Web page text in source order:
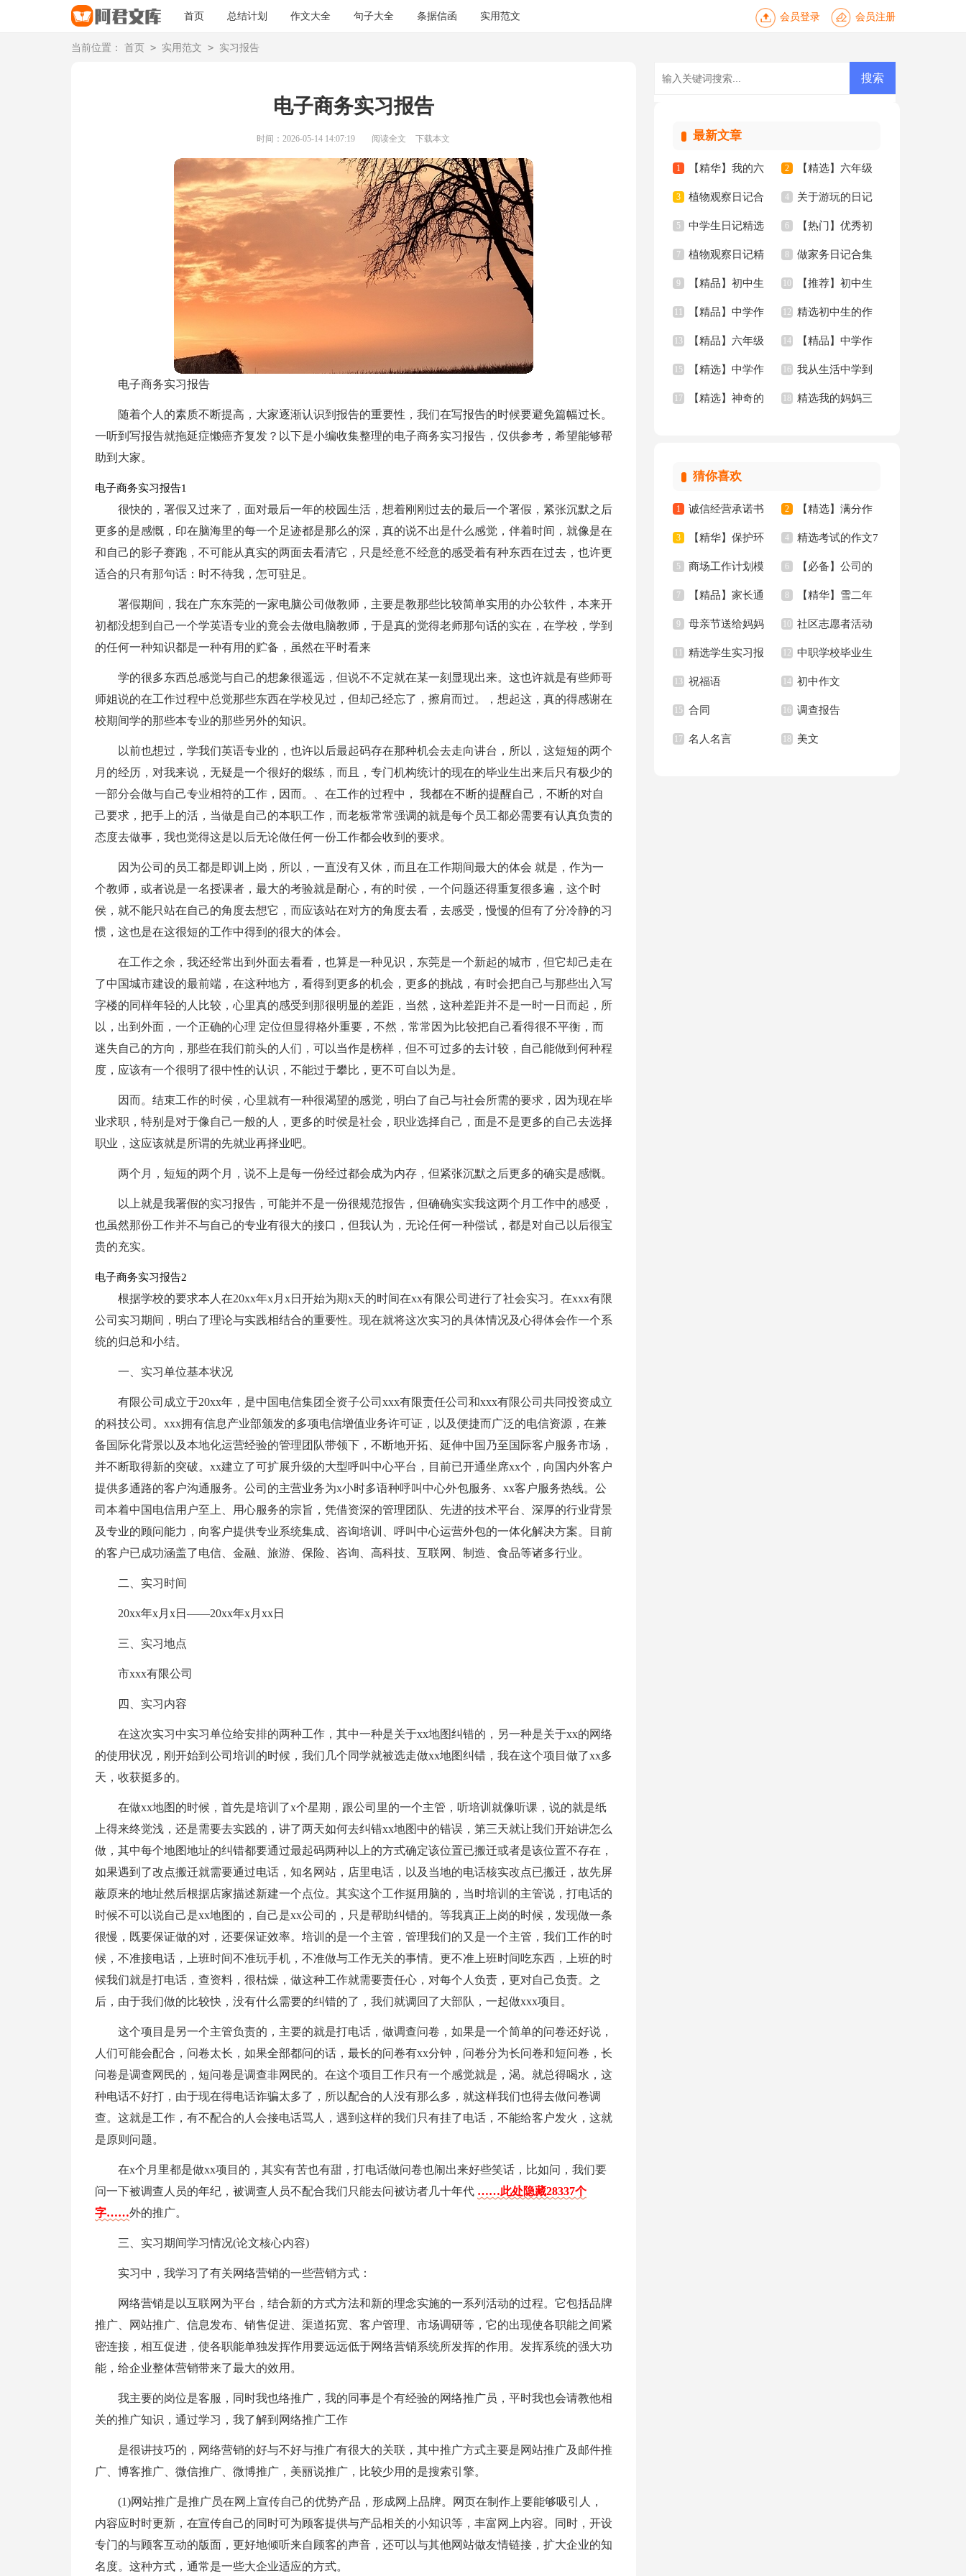
首页 总结计划 作文大全 句子大全 条据信函 实用范文 会员登录 会员注册
当前位置： 首页 > 实用范文 > 实习报告
电子商务实习报告
时间：2026-05-14 14:07:19 阅读全文 下载本文
电子商务实习报告
随着个人的素质不断提高，大家逐渐认识到报告的重要性，我们在写报告的时候要避免篇幅过长。
一听到写报告就拖延症懒癌齐复发？以下是小编收集整理的电子商务实习报告，仅供参考，希望能够帮
助到大家。
电子商务实习报告1
很快的，署假又过来了，面对最后一年的校园生活，想着刚刚过去的最后一个署假，紧张沉默之后
更多的是感慨，印在脑海里的每一个足迹都是那么的深，真的说不出是什么感觉，伴着时间，就像是在
和自己的影子赛跑，不可能从真实的两面去看清它，只是经意不经意的感受着有种东西在过去，也许更
适合的只有那句话：时不待我，怎可驻足。
署假期间，我在广东东莞的一家电脑公司做教师，主要是教那些比较简单实用的办公软件，本来开
初都没想到自己一个学英语专业的竟会去做电脑教师，于是真的觉得老师那句话的实在，在学校，学到
的任何一种知识都是一种有用的贮备，虽然在平时看来
学的很多东西总感觉与自己的想象很遥远，但说不不定就在某一刻显现出来。这也许就是有些师哥
师姐说的在工作过程中总觉那些东西在学校见过，但却己经忘了，擦肩而过。，想起这，真的得感谢在
校期间学的那些本专业的那些另外的知识。
以前也想过，学我们英语专业的，也许以后最起码存在那种机会去走向讲台，所以，这短短的两个
月的经历，对我来说，无疑是一个很好的煅练，而且，专门机构统计的现在的毕业生出来后只有极少的
一部分会做与自己专业相符的工作，因而。、在工作的过程中， 我都在不断的提醒自己，不断的对自
己要求，把手上的活，当做是自己的本职工作，而老板常常强调的就是每个员工都必需要有认真负责的
态度去做事，我也觉得这是以后无论做任何一份工作都会收到的要求。
因为公司的员工都是即训上岗，所以，一直没有又休，而且在工作期间最大的体会 就是，作为一
个教师，或者说是一名授课者，最大的考验就是耐心，有的时侯，一个问题还得重复很多遍，这个时
侯，就不能只站在自己的角度去想它，而应该站在对方的角度去看，去感受，慢慢的但有了分冷静的习
惯，这也是在这很短的工作中得到的很大的体会。
在工作之余，我还经常出到外面去看看，也算是一种见识，东莞是一个新起的城市，但它却己走在
了中国城市建设的最前端，在这种地方，看得到更多的机会，更多的挑战，有时会把自己与那些出入写
字楼的同样年轻的人比较，心里真的感受到那很明显的差距，当然，这种差距并不是一时一日而起，所
以，出到外面，一个正确的心理 定位但显得格外重要，不然，常常因为比较把自己看得很不平衡，而
迷失自己的方向，那些在我们前头的人们，可以当作是榜样，但不可过多的去计较，自己能做到何种程
度，应该有一个很明了很中性的认识，不能过于攀比，更不可自以为是。
因而。结束工作的时侯，心里就有一种很渴望的感觉，明白了自己与社会所需的要求，因为现在毕
业求职，特别是对于像自己一般的人，更多的时侯是社会，职业选择自己，面是不是更多的自己去选择
职业，这应该就是所谓的先就业再择业吧。
两个月，短短的两个月，说不上是每一份经过都会成为内存，但紧张沉默之后更多的确实是感慨。
以上就是我署假的实习报告，可能并不是一份很规范报告，但确确实实我这两个月工作中的感受，
也虽然那份工作并不与自己的专业有很大的接口，但我认为，无论任何一种偿试，都是对自己以后很宝
贵的充实。
电子商务实习报告2
根据学校的要求本人在20xx年x月x日开始为期x天的时间在xx有限公司进行了社会实习。在xxx有限
公司实习期间，明白了理论与实践相结合的重要性。现在就将这次实习的具体情况及心得体会作一个系
统的归总和小结。
一、实习单位基本状况
有限公司成立于20xx年，是中国电信集团全资子公司xxx有限责任公司和xxx有限公司共同投资成立
的科技公司。xxx拥有信息产业部颁发的多项电信增值业务许可证，以及便捷而广泛的电信资源，在兼
备国际化背景以及本地化运营经验的管理团队带领下，不断地开拓、延伸中国乃至国际客户服务市场，
并不断取得新的突破。xx建立了可扩展升级的大型呼叫中心平台，目前已开通坐席xx个，向国内外客户
提供多通路的客户沟通服务。公司的主营业务为x小时多语种呼叫中心外包服务、xx客户服务热线。公
司本着中国电信用户至上、用心服务的宗旨，凭借资深的管理团队、先进的技术平台、深厚的行业背景
及专业的顾问能力，向客户提供专业系统集成、咨询培训、呼叫中心运营外包的一体化解决方案。目前
的客户已成功涵盖了电信、金融、旅游、保险、咨询、高科技、互联网、制造、食品等诸多行业。
二、实习时间
20xx年x月x日——20xx年x月xx日
三、实习地点
市xxx有限公司
四、实习内容
在这次实习中实习单位给安排的两种工作，其中一种是关于xx地图纠错的，另一种是关于xx的网络
的使用状况，刚开始到公司培训的时候，我们几个同学就被选走做xx地图纠错，我在这个项目做了xx多
天，收获挺多的。
在做xx地图的时候，首先是培训了x个星期，跟公司里的一个主管，听培训就像听课，说的就是纸
上得来终觉浅，还是需要去实践的，讲了两天如何去纠错xx地图中的错误，第三天就让我们开始讲怎么
做，其中每个地图地址的纠错都要通过最起码两种以上的方式确定该位置已搬迁或者是该位置不存在，
如果遇到了改点搬迁就需要通过电话，知名网站，店里电话，以及当地的电话核实改点已搬迁，故先屏
蔽原来的地址然后根据店家描述新建一个点位。其实这个工作挺用脑的，当时培训的主管说，打电话的
时候不可以说自己是xx地图的，自己是xx公司的，只是帮助纠错的。等我真正上岗的时候，发现做一条
很慢，既要保证做的对，还要保证效率。培训的是一个主管，管理我们的又是一个主管，我们工作的时
候，不准接电话，上班时间不准玩手机，不准做与工作无关的事情。更不准上班时间吃东西，上班的时
候我们就是打电话，查资料，很枯燥，做这种工作就需要责任心，对每个人负责，更对自己负责。之
后，由于我们做的比较快，没有什么需要的纠错的了，我们就调回了大部队，一起做xxx项目。
这个项目是另一个主管负责的，主要的就是打电话，做调查问卷，如果是一个简单的问卷还好说，
人们可能会配合，问卷太长，如果全部都问的话，最长的问卷有xx分钟，问卷分为长问卷和短问卷，长
问卷是调查网民的，短问卷是调查非网民的。在这个项目工作只有一个感觉就是，渴。就总得喝水，这
种电话不好打，由于现在得电话诈骗太多了，所以配合的人没有那么多，就这样我们也得去做问卷调
查。这就是工作，有不配合的人会接电话骂人，遇到这样的我们只有挂了电话，不能给客户发火，这就
是原则问题。
在x个月里都是做xx项目的，其实有苦也有甜，打电话做问卷也闹出来好些笑话，比如问，我们要
问一下被调查人员的年纪，被调查人员不配合我们只能去问被访者几十年代 ……此处隐藏28337个
字……外的推广。
三、实习期间学习情况(论文核心内容)
实习中，我学习了有关网络营销的一些营销方式：
网络营销是以互联网为平台，结合新的方式方法和新的理念实施的一系列活动的过程。它包括品牌
推广、网站推广、信息发布、销售促进、渠道拓宽、客户管理、市场调研等，它的出现使各职能之间紧
密连接，相互促进，使各职能单独发挥作用要远远低于网络营销系统所发挥的作用。发挥系统的强大功
能，给企业整体营销带来了最大的效用。
我主要的岗位是客服，同时我也络推广，我的同事是个有经验的网络推广员，平时我也会请教他相
关的推广知识，通过学习，我了解到网络推广工作
是很讲技巧的，网络营销的好与不好与推广有很大的关联，其中推广方式主要是网站推广及邮件推
广、博客推广、微信推广、微博推广，美丽说推广，比较少用的是搜索引擎。
(1)网站推广是推广员在网上宣传自己的优势产品，形成网上品牌。网页在制作上要能够吸引人，
内容应时时更新，在宣传自己的同时可为顾客提供与产品相关的小知识等，丰富网上内容。同时，开设
专门的与顾客互动的版面，更好地倾听来自顾客的声音，还可以与其他网站做友情链接，扩大企业的知
名度。这种方式，通常是一些大企业适应的方式。
最新文章
1 【精华】我的六
年级小学作文锦集6
篇
2 【精选】六年级
年的作文300字8篇
3 植物观察日记合
集15篇
4 关于游玩的日记
15篇
5 中学生日记精选
15篇
6 【热门】优秀初
中作文集锦七篇
7 植物观察日记精
选15篇
8 做家务日记合集
15篇
9 【精品】初中生
作文合集十篇
10 【推荐】初中生
的作文三篇
11 【精品】中学作
文400字九篇
12 精选初中生的作
文四篇
13 【精品】六年级
年的作文3篇
14 【精品】中学作
文汇总九篇
15 【精选】中学作
文600字合集8篇
16 我从生活中学到
了语文作文(15篇)
17 【精选】神奇的 18 精选我的妈妈三
猜你喜欢
1 诚信经营承诺书
范文汇编6篇
2 【精选】满分作
文300字汇总九篇
3 【精华】保护环
境倡议书汇总八篇
4 精选考试的作文7
篇
5 商场工作计划模
板集合九篇
6 【必备】公司的
通知四篇
7 【精品】家长通
知合集10篇
8 【精华】雪二年
级作文锦集6篇
9 母亲节送给妈妈
的一封信
10 社区志愿者活动
总结15篇
11 精选学生实习报
告合集10篇
12 中职学校毕业生
求职信
13 祝福语 14 初中作文
15 合同 16 调查报告
17 名人名言 18 美文